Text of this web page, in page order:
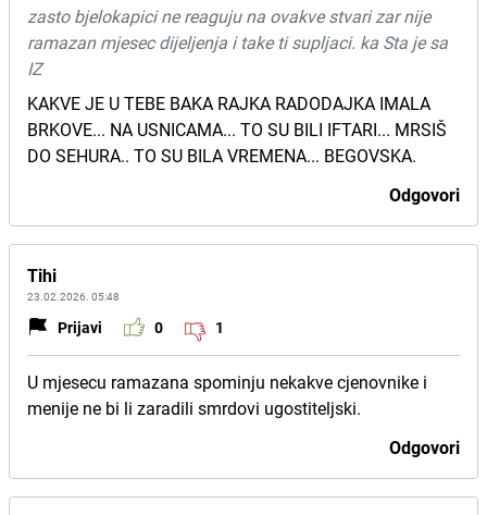
zasto bjelokapici ne reaguju na ovakve stvari zar nije
ramazan mjesec dijeljenja i take ti supljaci. ka Sta je sa
IZ
KAKVE JE U TEBE BAKA RAJKA RADODAJKA IMALA
BRKOVE... NA USNICAMA... TO SU BILI IFTARI... MRSIŠ
DO SEHURA.. TO SU BILA VREMENA... BEGOVSKA.
Odgovori
Tihi
23.02.2026. 05:48
Prijavi 0 1
U mjesecu ramazana spominju nekakve cjenovnike i
menije ne bi li zaradili smrdovi ugostiteljski.
Odgovori